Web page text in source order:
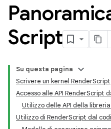
Script
Su questa pagina
Scrivere un kernel RenderScript
Accesso alle API RenderScript
Utilizzo delle API della
Utilizzo di RenderScript dal